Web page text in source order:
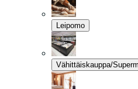
Leipomo
Vähittäiskauppa/